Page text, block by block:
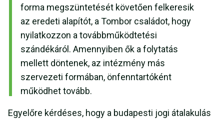
forma megszüntetését követően felkeresik
az eredeti alapítót, a Tombor családot, hogy
nyilatkozzon a továbbműködtetési
szándékáról. Amennyiben ők a folytatás
mellett döntenek, az intézmény más
szervezeti formában, önfenntartóként
működhet tovább.
Egyelőre kérdéses, hogy a budapesti jogi átalakulás